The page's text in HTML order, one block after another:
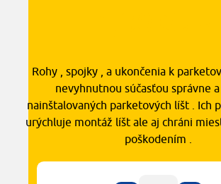
Rohy , spojky , a ukončenia k
nevyhnutnou súčasťou správne
nainštalovaných parketových líšt . Ich
urýchluje montáž líšt ale aj chráni
poškodením .